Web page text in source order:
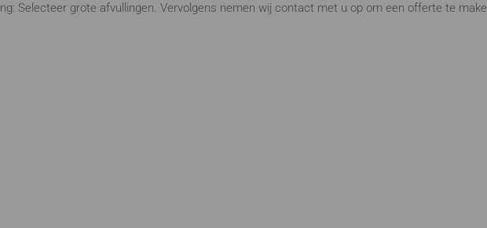
Selecteer grote afvullingen. Vervolgens nemen wij contact met u op om een offerte te